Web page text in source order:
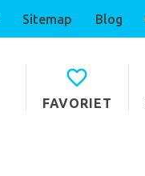
Sitemap Blog
FAVORIET